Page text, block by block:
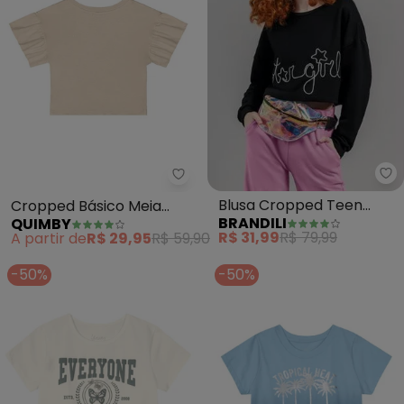
Quimby - Cropped Básico
Cropped Básico Meia
Malha Menina (Bege)
QUIMBY
A partir deR$ 29,95R$ 59,90
Blusa Cropped Teen
Menina em Moletinho
(Preto)
BRANDILI
R$ 31,99R$ 79,99
-50%
-50%